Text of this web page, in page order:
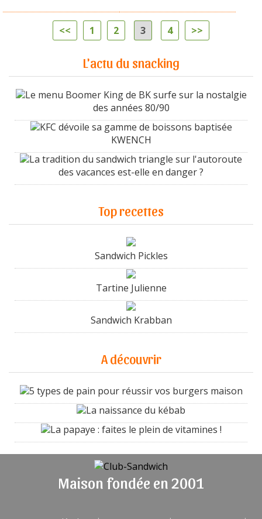
<< 1 2 3 4 >>
L'actu du snacking
Le menu Boomer King de BK surfe sur la nostalgie
des années 80/90
KFC dévoile sa gamme de boissons baptisée
KWENCH
La tradition du sandwich triangle sur l'autoroute
des vacances est-elle en danger ?
Top recettes
Sandwich Pickles
Tartine Julienne
Sandwich Krabban
A découvrir
5 types de pain pour réussir vos burgers maison
La naissance du kébab
La papaye : faites le plein de vitamines !
Maison fondée en 2001